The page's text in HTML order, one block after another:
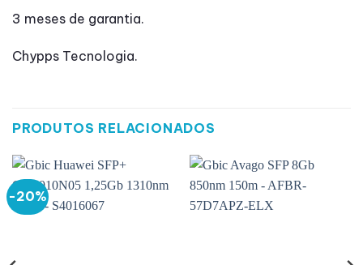
3 meses de garantia.
Chypps Tecnologia.
PRODUTOS RELACIONADOS
-20%